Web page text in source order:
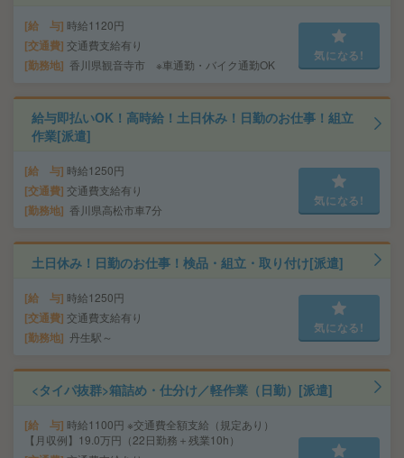
給 与 時給1120円
交通費 交通費支給有り
勤務地 香川県観音寺市 ※車通勤・バイク通勤OK
気になる!
給与即払いOK！高時給！土日休み！日勤のお仕事！組立
作業[派遣]
給 与 時給1250円
交通費 交通費支給有り
勤務地 香川県高松市車7分
気になる!
土日休み！日勤のお仕事！検品・組立・取り付け[派遣]
給 与 時給1250円
交通費 交通費支給有り
勤務地 丹生駅～
気になる!
<タイパ抜群>箱詰め・仕分け／軽作業（日勤）[派遣]
給 与 時給1100円 ※交通費全額支給（規定あり）
【月収例】19.0万円（22日勤務＋残業10h）